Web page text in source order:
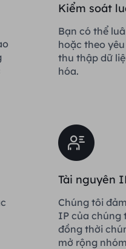
Kiểm soát
Bạn có thể
hoặc theo
thu thập dữ
hóa.
Tài nguyên
Chúng tôi
IP của chúng
đồng thời
mở rộng